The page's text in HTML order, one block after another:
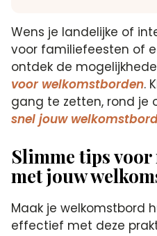
Wens je landelijke of
voor familiefeesten of
ontdek de
voor welkomstborden.
gang te zetten, rond je
snel jouw
Slimme tips
met jouw
Maak je welkomstbord
effectief met deze